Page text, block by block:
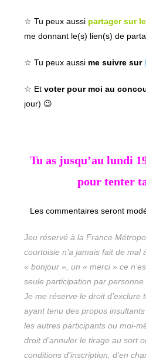
☆ Tu peux aussi partager sur
me donnant le(s) lien(s) de
☆ Tu peux aussi me suivre sur
☆ Etvoter pour moi au
jour) 😉
Tu as jusqu’au lundi
pour tenter
Les commentaires seront
Jeu réservé à la France
courtoisie n’a jamais fait de mal
« bonjour », un « merci » ce
seule participation par
Je me réserve le droit d’exclure
ayant tenu des propos
les autres participants ou moi-
droit d’annuler le tirage au sort
conditions d’inscription, d’en